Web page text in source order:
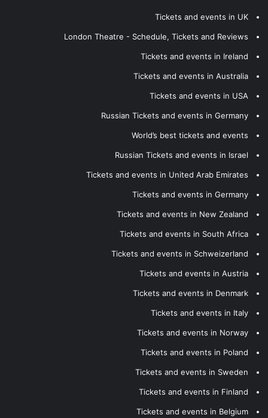
Tickets and events in UK
London Theatre - Schedule, Tickets and Reviews
Tickets and events in Ireland
Tickets and events in Australia
Tickets and events in USA
Russian Tickets and events in Germany
World’s best tickets and events
Russian Tickets and events in Israel
Tickets and events in United Arab Emirates
Tickets and events in Germany
Tickets and events in New Zealand
Tickets and events in South Africa
Tickets and events in Schweizerland
Tickets and events in Austria
Tickets and events in Denmark
Tickets and events in Italy
Tickets and events in Norway
Tickets and events in Poland
Tickets and events in Sweden
Tickets and events in Finland
Tickets and events in Belgium